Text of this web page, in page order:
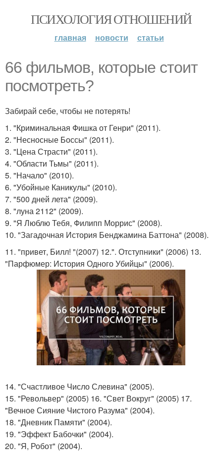
ПСИХОЛОГИЯ ОТНОШЕНИЙ
главная новости статьи
66 фильмов, которые стоит
посмотреть?
Забирай себе, чтобы не потерять!
1. "Криминальная Фишка от Генри" (2011).
2. "Несносные Боссы" (2011).
3. "Цена Страсти" (2011).
4. "Области Тьмы" (2011).
5. "Начало" (2010).
6. "Убойные Каникулы" (2010).
7. "500 дней лета" (2009).
8. "луна 2112" (2009).
9. "Я Люблю Тебя, Филипп Моррис" (2008).
10. "Загадочная История Бенджамина Баттона" (2008).
11. "привет, Билл! "(2007) 12.". Отступники" (2006) 13.
"Парфюмер: История Одного Убийцы" (2006).
14. "Счастливое Число Слевина" (2005).
15. "Револьвер" (2005) 16. "Свет Вокруг" (2005) 17.
"Вечное Сияние Чистого Разума" (2004).
18. "Дневник Памяти" (2004).
19. "Эффект Бабочки" (2004).
20. "Я, Робот" (2004).